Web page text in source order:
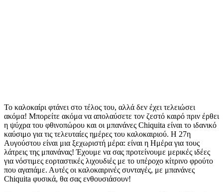
Το καλοκαίρι φτάνει στο τέλος του, αλλά δεν έχει τελειώσει
ακόμα! Μπορείτε ακόμα να απολαύσετε τον ζεστό καιρό πριν έρθει
η ψύχρα του φθινοπώρου και οι μπανάνες Chiquita είναι το ιδανικό
καύσιμο για τις τελευταίες ημέρες του καλοκαιριού. Η 27η
Αυγούστου είναι μια ξεχωριστή μέρα: είναι η Ημέρα για τους
λάτρεις της μπανάνας! Έχουμε να σας προτείνουμε μερικές ιδέες
για νόστιμες εορταστικές λιχουδιές με το υπέροχο κίτρινο φρούτο
που αγαπάμε. Αυτές οι καλοκαιρινές συνταγές, με μπανάνες
Chiquita φυσικά, θα σας ενθουσιάσουν!